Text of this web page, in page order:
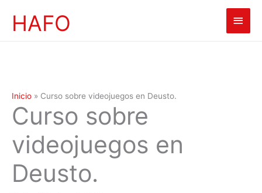
HAFO
Inicio » Curso sobre videojuegos en Deusto.
Curso sobre
videojuegos en
Deusto.